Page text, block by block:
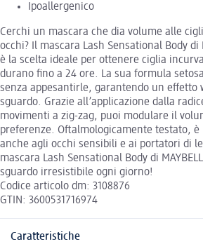
Ipoallergenico
Cerchi un mascara che dia volume alle
occhi? Il mascara Lash Sensational Body di
è la scelta ideale per ottenere ciglia
durano fino a 24 ore. La sua formula
senza appesantirle, garantendo un effetto
sguardo. Grazie all’applicazione dalla
movimenti a zig-zag, puoi modulare il
preferenze. Oftalmologicamente testato,
anche agli occhi sensibili e ai portatori di
mascara Lash Sensational Body di
sguardo irresistibile ogni giorno!
Codice articolo dm: 3108876
GTIN: 3600531716974
Caratteristiche